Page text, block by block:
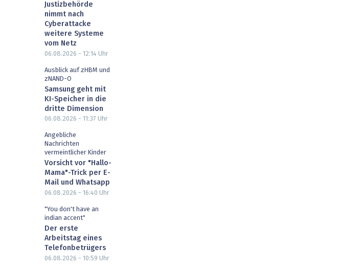
Justizbehörde
nimmt nach
Cyberattacke
weitere Systeme
vom Netz
06.08.2026 - 12:14 Uhr
Ausblick auf zHBM und
zNAND-O
Samsung geht mit
KI-Speicher in die
dritte Dimension
06.08.2026 - 11:37 Uhr
Angebliche
Nachrichten
vermeintlicher Kinder
Vorsicht vor "Hallo-
Mama"-Trick per E-
Mail und Whatsapp
06.08.2026 - 16:40 Uhr
"You don't have an
indian accent"
Der erste
Arbeitstag eines
Telefonbetrügers
06.08.2026 - 10:59 Uhr